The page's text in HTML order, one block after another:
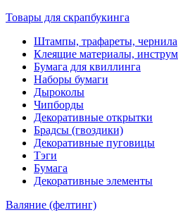
Товары для скрапбукинга
Штампы, трафареты, чернила
Клеящие материалы,
Бумага для квиллинга
Наборы бумаги
Дыроколы
Чипборды
Декоративные открытки
Брадсы (гвоздики)
Декоративные пуговицы
Тэги
Бумага
Декоративные элементы
Валяние (фелтинг)